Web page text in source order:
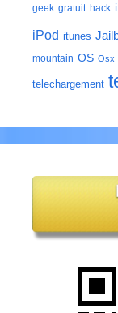
geek gratuit hack
iPod itunes
mountain OS Osx
telechargement